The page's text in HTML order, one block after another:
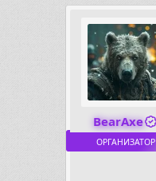
т
е
м
ы
BearAxe
ОРГАНИЗАТОР